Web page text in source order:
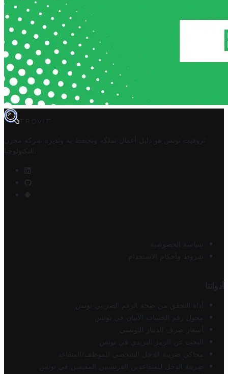
TROVIT
تروفيت تونس هو دليل أعمال تملكه وتحتفظ به وتديره
شركة مخزن
التكنولوجيا
سياسة الخصوصية
شروط وأحكام الاستخدام
أدواتنا
أداة التحقق من صحة الرقم الضريبي تونس
محول رقم الحساب الآيبان في تونس
أسعار صرف الدينار التونسي
البحث عن الرمز البريدي في تونس
محاكي ضريبة الدخل الشخصي للموظف/المتقاعد
ضريبة الدخل للمتقاعدين الفرنسيين المقيمين في تونس